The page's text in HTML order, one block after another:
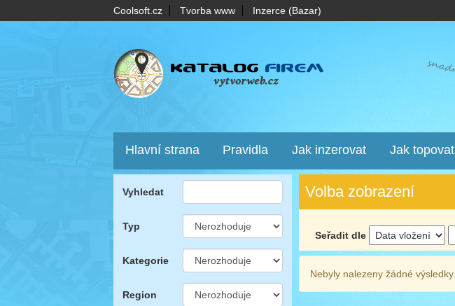
Coolsoft.cz Tvorba www Inzerce (Bazar)
Hlavní strana Pravidla Jak inzerovat Jak topovat
Vyhledat
Typ
Kategorie
Region
Volba zobrazení
Seřadit dle
Nebyly nalezeny žádné výsledky.